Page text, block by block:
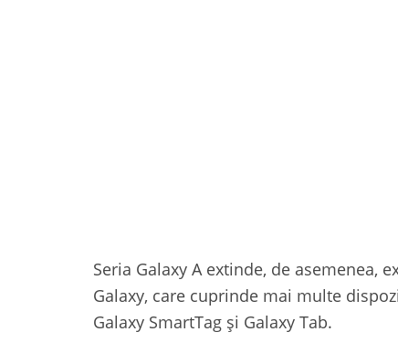
Seria Galaxy A extinde, de asemenea,
Galaxy, care cuprinde mai multe
Galaxy SmartTag și Galaxy Tab.